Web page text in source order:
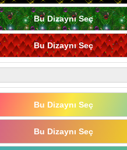
Bu Dizaynı Seç
Bu Dizaynı Seç
Bu Dizaynı Seç
Bu Dizaynı Seç